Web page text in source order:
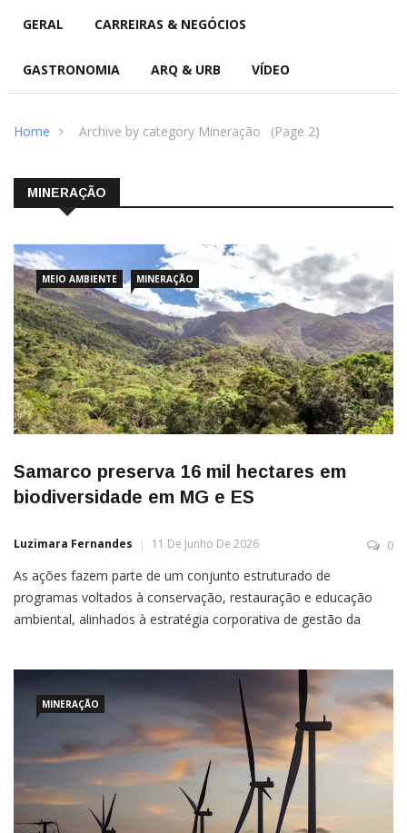
GERAL CARREIRAS & NEGÓCIOS
GASTRONOMIA ARQ & URB VÍDEO
Home Archive by category Mineração (Page 2)
MINERAÇÃO
MEIO AMBIENTE MINERAÇÃO
Samarco preserva 16 mil hectares em
biodiversidade em MG e ES
Luzimara Fernandes 11 De Junho De 2026 0
As ações fazem parte de um conjunto estruturado de
programas voltados à conservação, restauração e educação
ambiental, alinhados à estratégia corporativa de gestão da
MINERAÇÃO